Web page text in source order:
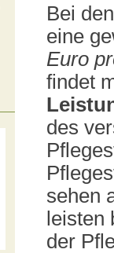
Bei
eine
Euro
findet
des
sehen
der